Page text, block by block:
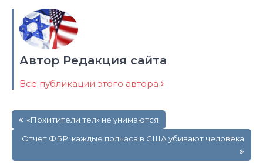
Автор Редакция сайта
Все публикации этого автора
по
записям
«Похитители тел» не унимаются
Отчет ФБР: каждые полчаса в США убивают человека